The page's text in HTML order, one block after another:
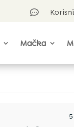

Mačka
5